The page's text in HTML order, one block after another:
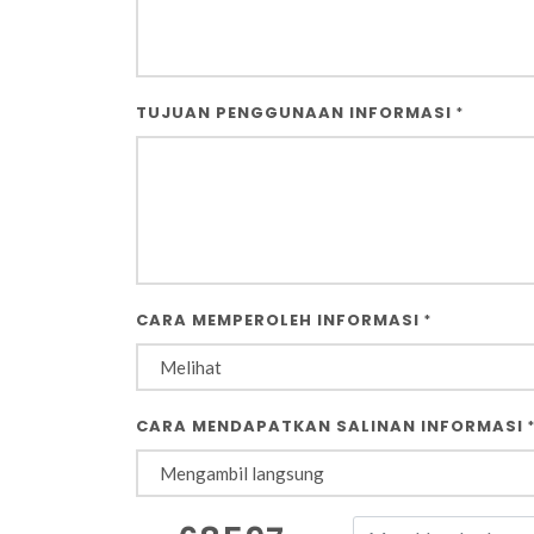
TUJUAN PENGGUNAAN INFORMASI *
CARA MEMPEROLEH INFORMASI *
CARA MENDAPATKAN SALINAN INFORMASI *